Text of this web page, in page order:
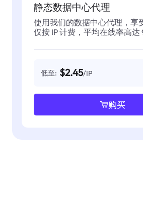
静态数据中心代理
使用我们的数据中心代理，享
仅按 IP 计费，平均在线率高达
低至: $2.45/IP
购买